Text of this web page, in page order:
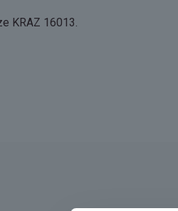
KRAZ 16013.